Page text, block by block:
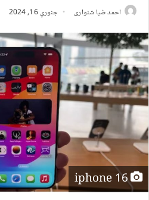
احمد ضیا شنواری جنوري 16, 2024
iphone 16